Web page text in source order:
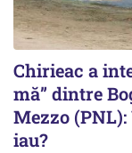
Chirieac a
mă” dintre
Mezzo
iau?